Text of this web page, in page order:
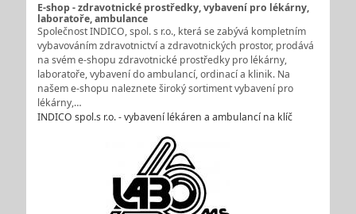
E-shop - zdravotnické prostředky, vybavení pro lékárny,
laboratoře, ambulance
Společnost INDICO, spol. s r.o., která se zabývá kompletním
vybavováním zdravotnictví a zdravotnických prostor, prodává
na svém e-shopu zdravotnické prostředky pro lékárny,
laboratoře, vybavení do ambulancí, ordinací a klinik. Na
našem e-shopu naleznete široký sortiment vybavení pro
lékárny,…
INDICO spol.s r.o. - vybavení lékáren a ambulancí na klíč